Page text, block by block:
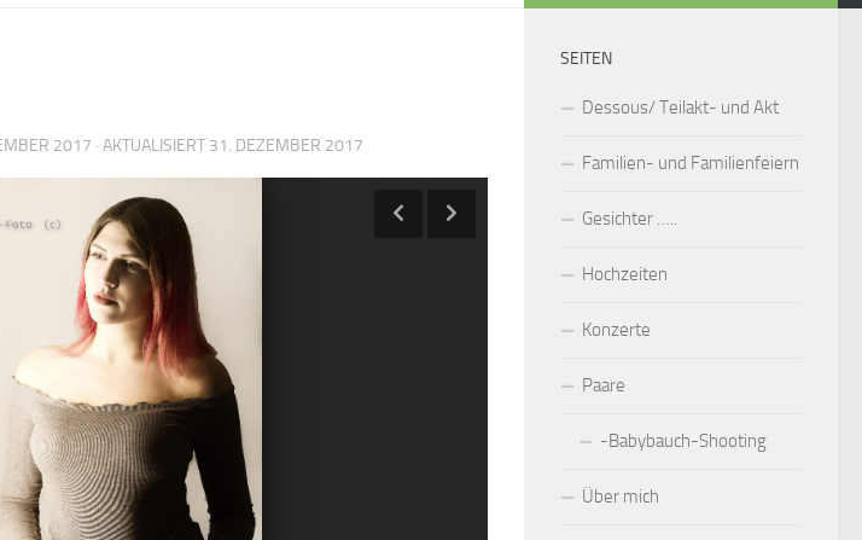
2017 · AKTUALISIERT 31. DEZEMBER 2017
SEITEN
Dessous/ Teilakt- und Akt
Familien- und Familienfeiern
Gesichter …..
Hochzeiten
Konzerte
Paare
-Babybauch-Shooting
Über mich